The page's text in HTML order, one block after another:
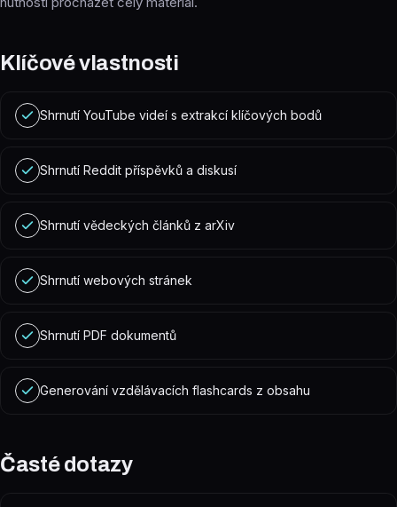
Klíčové vlastnosti
Shrnutí YouTube videí s extrakcí klíčových bodů
Shrnutí Reddit příspěvků a diskusí
Shrnutí vědeckých článků z arXiv
Shrnutí webových stránek
Shrnutí PDF dokumentů
Generování vzdělávacích flashcards z obsahu
Časté dotazy